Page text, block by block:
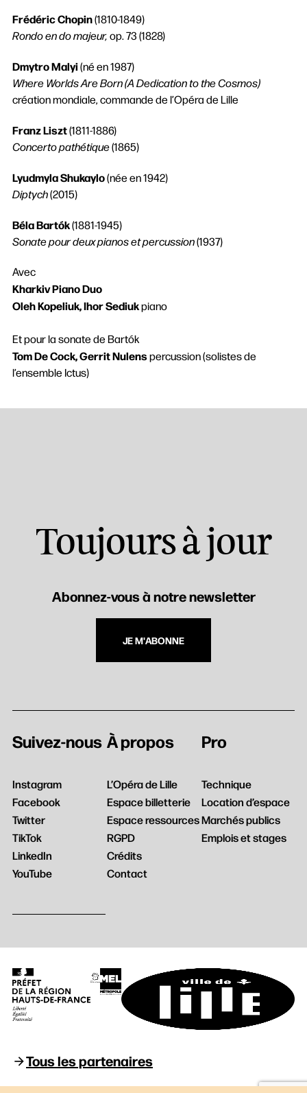
Frédéric Chopin(1810-1849)
Rondo en do majeur,op. 73 (1828)
Dmytro Malyi(né en 1987)
Where Worlds Are Born (A Dedication to the Cosmos)
création mondiale, commande de l’Opéra de Lille
Franz Liszt(1811-1886)
Concerto pathétique(1865)
Lyudmyla Shukaylo(née en 1942)
Diptych(2015)
Béla Bartók(1881-1945)
Sonate pour deux pianos et percussion(1937)
Avec
Kharkiv Piano Duo
Oleh Kopeliuk, Ihor Sediukpiano
Et pour la sonate de Bartók
Tom De Cock, Gerrit Nulenspercussion (solistes de
l’ensemble Ictus)
Toujours à jour
Abonnez-vous à notre newsletter
JE M'ABONNE
Suivez-nous
Instagram
Facebook
Twitter
TikTok
LinkedIn
YouTube
À propos
L’Opéra de Lille
Espace billetterie
Espace ressources
RGPD
Crédits
Contact
Pro
Technique
Location d’espace
Marchés publics
Emplois et stages
Tous les partenaires